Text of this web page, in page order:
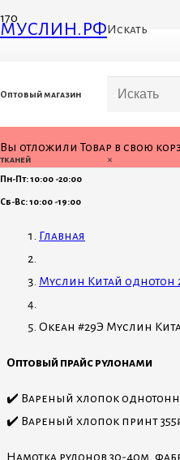
МУСЛИН.РФ
Оптовый магазин
тканей
Искать
×
Вы отложилиТовар в свою
Пн-Пт: 10:00 -20:00
Сб-Вс: 10:00 -19:00
Главная
Муслин Китай однотон
Океан #29Э Муслин
Оптовый прайс рулонами
✔️ Вареный хлопок
✔️ Вареный хлопок принт
Намотка рулонов 30-40м,